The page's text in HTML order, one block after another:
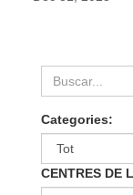
Categories:
CENTRES DE